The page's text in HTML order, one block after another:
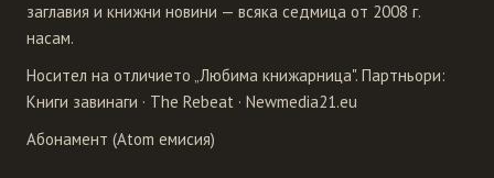
заглавия и книжни новини — всяка седмица от 2008 г.
насам.
Носител на отличието „Любима книжарница". Партньори:
Книги завинаги · The Rebeat · Newmedia21.eu
Абонамент (Atom емисия)